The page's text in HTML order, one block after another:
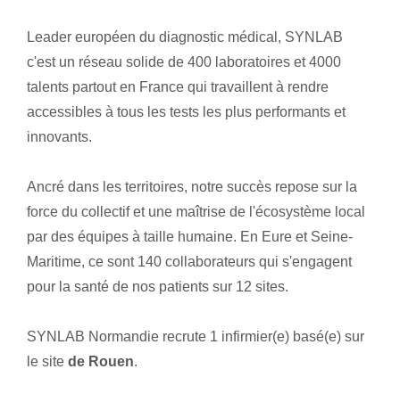
Leader européen du diagnostic médical, SYNLAB
c'est un réseau solide de 400 laboratoires et 4000
talents partout en France qui travaillent à rendre
accessibles à tous les tests les plus performants et
innovants.
Ancré dans les territoires, notre succès repose sur la
force du collectif et une maîtrise de l'écosystème local
par des équipes à taille humaine. En Eure et Seine-
Maritime, ce sont 140 collaborateurs qui s'engagent
pour la santé de nos patients sur 12 sites.
SYNLAB Normandie recrute 1 infirmier(e) basé(e) sur
le site de Rouen.